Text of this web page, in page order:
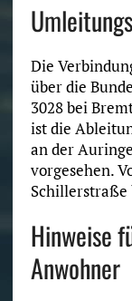
Die
über die
3028 bei
ist die
an der
vorgesehen.
Schillerstraße
Hinweise
Anwohner